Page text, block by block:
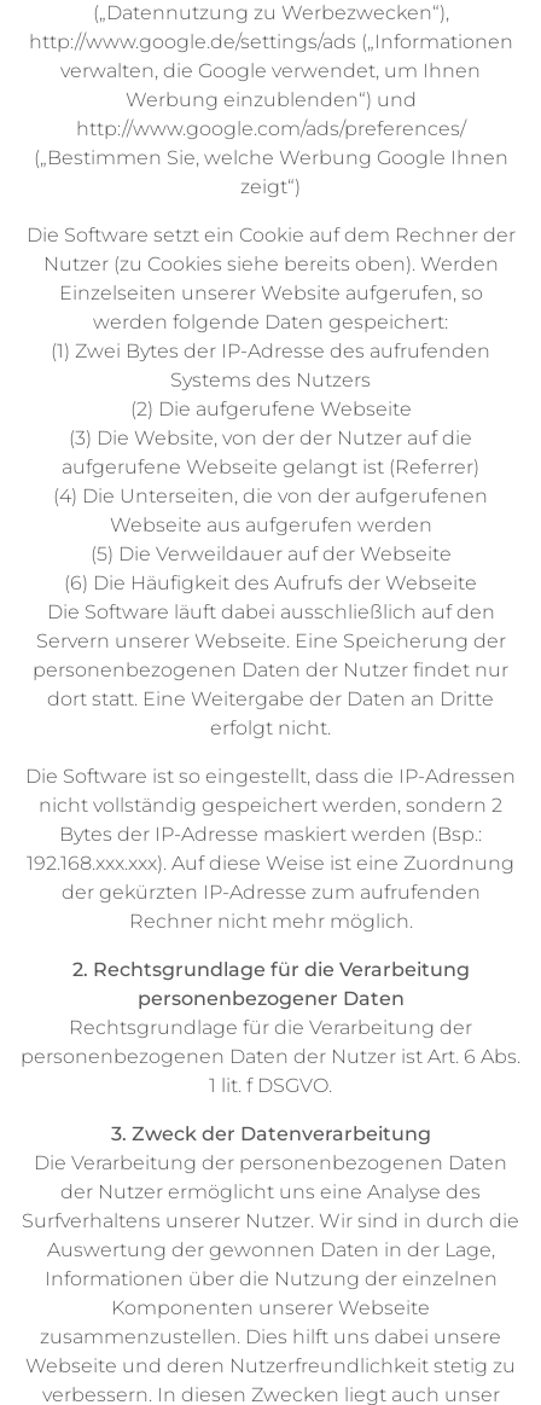
(„Datennutzung zu Werbezwecken“),
http://www.google.de/settings/ads („Informationen
verwalten, die Google verwendet, um Ihnen
Werbung einzublenden“) und
http://www.google.com/ads/preferences/
(„Bestimmen Sie, welche Werbung Google Ihnen
zeigt“)
Die Software setzt ein Cookie auf dem Rechner der
Nutzer (zu Cookies siehe bereits oben). Werden
Einzelseiten unserer Website aufgerufen, so
werden folgende Daten gespeichert:
(1) Zwei Bytes der IP-Adresse des aufrufenden
Systems des Nutzers
(2) Die aufgerufene Webseite
(3) Die Website, von der der Nutzer auf die
aufgerufene Webseite gelangt ist (Referrer)
(4) Die Unterseiten, die von der aufgerufenen
Webseite aus aufgerufen werden
(5) Die Verweildauer auf der Webseite
(6) Die Häufigkeit des Aufrufs der Webseite
Die Software läuft dabei ausschließlich auf den
Servern unserer Webseite. Eine Speicherung der
personenbezogenen Daten der Nutzer findet nur
dort statt. Eine Weitergabe der Daten an Dritte
erfolgt nicht.
Die Software ist so eingestellt, dass die IP-Adressen
nicht vollständig gespeichert werden, sondern 2
Bytes der IP-Adresse maskiert werden (Bsp.:
192.168.xxx.xxx). Auf diese Weise ist eine Zuordnung
der gekürzten IP-Adresse zum aufrufenden
Rechner nicht mehr möglich.
2. Rechtsgrundlage für die Verarbeitung
personenbezogener Daten
Rechtsgrundlage für die Verarbeitung der
personenbezogenen Daten der Nutzer ist Art. 6 Abs.
1 lit. f DSGVO.
3. Zweck der Datenverarbeitung
Die Verarbeitung der personenbezogenen Daten
der Nutzer ermöglicht uns eine Analyse des
Surfverhaltens unserer Nutzer. Wir sind in durch die
Auswertung der gewonnen Daten in der Lage,
Informationen über die Nutzung der einzelnen
Komponenten unserer Webseite
zusammenzustellen. Dies hilft uns dabei unsere
Webseite und deren Nutzerfreundlichkeit stetig zu
verbessern. In diesen Zwecken liegt auch unser